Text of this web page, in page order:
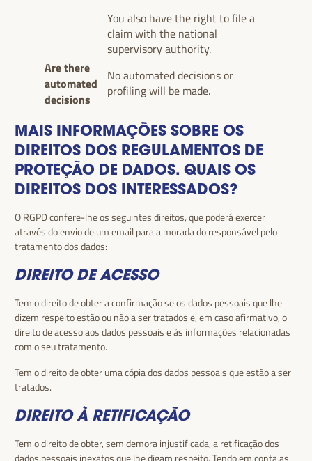
You also have the right to file a
claim with the national
supervisory authority.
Are there
automated
decisions
No automated decisions or
profiling will be made.
MAIS INFORMAÇÕES SOBRE OS
DIREITOS DOS REGULAMENTOS DE
PROTEÇÃO DE DADOS. QUAIS OS
DIREITOS DOS INTERESSADOS?
O RGPD confere-lhe os seguintes direitos, que poderá exercer
através do envio de um email para a morada do responsável pelo
tratamento dos dados:
DIREITO DE ACESSO
Tem o direito de obter a confirmação se os dados pessoais que lhe
dizem respeito estão ou não a ser tratados e, em caso afirmativo, o
direito de acesso aos dados pessoais e às informações relacionadas
com o seu tratamento.
Tem o direito de obter uma cópia dos dados pessoais que estão a ser
tratados.
DIREITO À RETIFICAÇÃO
Tem o direito de obter, sem demora injustificada, a retificação dos
dados pessoais inexatos que lhe digam respeito. Tendo em conta as